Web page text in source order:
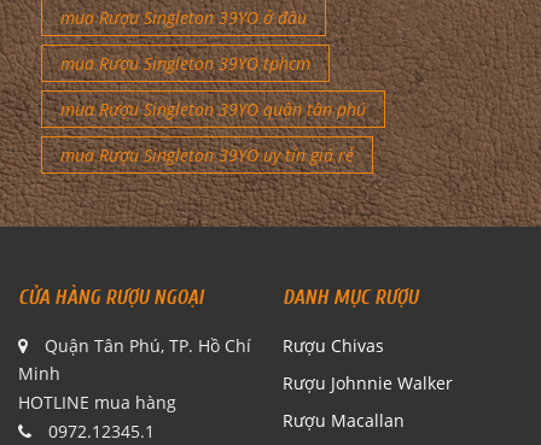
mua Rượu Singleton 39YO ở đâu
mua Rượu Singleton 39YO tphcm
mua Rượu Singleton 39YO quận tân phú
mua Rượu Singleton 39YO uy tín giá rẻ
CỬA HÀNG RƯỢU NGOẠI
Quận Tân Phú, TP. Hồ Chí
Minh
HOTLINE mua hàng
0972.12345.1
DANH MỤC RƯỢU
Rượu Chivas
Rượu Johnnie Walker
Rượu Macallan